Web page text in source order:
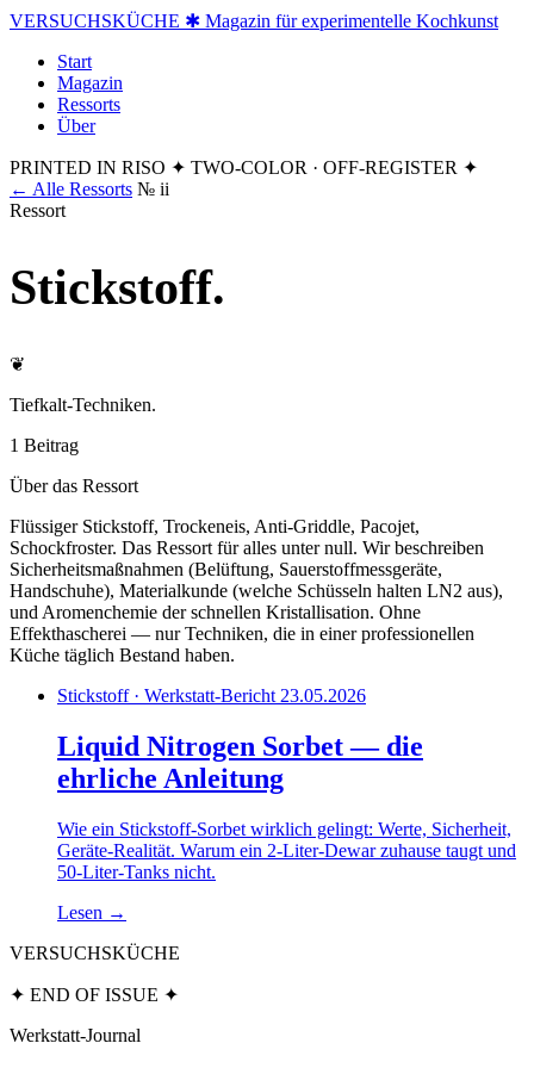
VERSUCHSKÜCHE ✱ Magazin für experimentelle Kochkunst
Start
Magazin
Ressorts
Über
PRINTED IN RISO ✦ TWO-COLOR · OFF-REGISTER ✦
← Alle Ressorts № ii
Ressort
Stickstoff.
❦
Tiefkalt-Techniken.
1 Beitrag
Über das Ressort
Flüssiger Stickstoff, Trockeneis, Anti-Griddle, Pacojet,
Schockfroster. Das Ressort für alles unter null. Wir beschreiben
Sicherheitsmaßnahmen (Belüftung, Sauerstoffmessgeräte,
Handschuhe), Materialkunde (welche Schüsseln halten LN2 aus),
und Aromenchemie der schnellen Kristallisation. Ohne
Effekthascherei — nur Techniken, die in einer professionellen
Küche täglich Bestand haben.
Stickstoff · Werkstatt-Bericht 23.05.2026
Liquid Nitrogen Sorbet — die
ehrliche Anleitung
Wie ein Stickstoff-Sorbet wirklich gelingt: Werte, Sicherheit,
Geräte-Realität. Warum ein 2-Liter-Dewar zuhause taugt und
50-Liter-Tanks nicht.
Lesen →
VERSUCHSKÜCHE
✦ END OF ISSUE ✦
Werkstatt-Journal